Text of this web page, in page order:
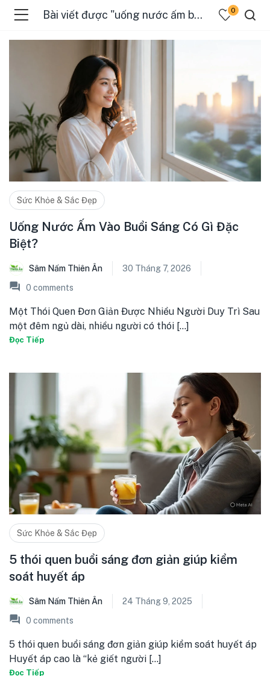
Bài viết được "uống nước ấm buổi sáng" 0
Sức Khỏe & Sắc Đẹp
Uống Nước Ấm Vào Buổi Sáng Có Gì Đặc
Biệt?
Sâm Nấm Thiên Ân
30 Tháng 7, 2026
0 comments
Một Thói Quen Đơn Giản Được Nhiều Người Duy Trì Sau
một đêm ngủ dài, nhiều người có thói [...]
Đọc Tiếp
Sức Khỏe & Sắc Đẹp
5 thói quen buổi sáng đơn giản giúp kiểm
soát huyết áp
Sâm Nấm Thiên Ân
24 Tháng 9, 2025
0 comments
5 thói quen buổi sáng đơn giản giúp kiểm soát huyết áp
Huyết áp cao là “kẻ giết người [...]
Đọc Tiếp